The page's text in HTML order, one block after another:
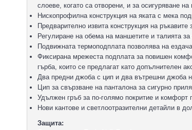
слоеве, когато са отворени, и за осигуряване
Нископрофилна конструкция на яката с мека
Предварително извита конструкция на
Регулиране на обема на маншетите и талията
Подвижната термоподплата позволява на
Фиксирана мрежеста подплата за повишен
гърба, които се предлагат като допълнителен
Два предни джоба с цип и два вътрешни джоба
Цип за свързване на панталона за сигурно
Удължен гръб за по-голямо покритие и комфорт
Нови кантове и светлоотразителни детайли в
Защита: